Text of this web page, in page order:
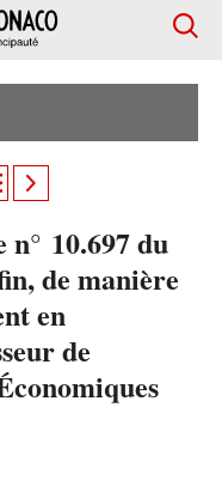
10.697 du
de manière
en
de